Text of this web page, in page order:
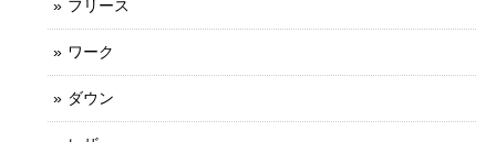
フリース
ワーク
ダウン